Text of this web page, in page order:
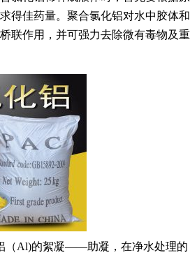
得佳药量。聚合氯化铝对水中胶体和
联作用，并可强力去除微有毒物及重
（Al)的絮凝——助凝，在净水处理的